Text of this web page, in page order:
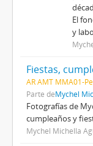
El
y
Fiestas,
AR AMT MMA01-
Parte deMychel
Fotografías de
cumpleaños y
Mychel Michella